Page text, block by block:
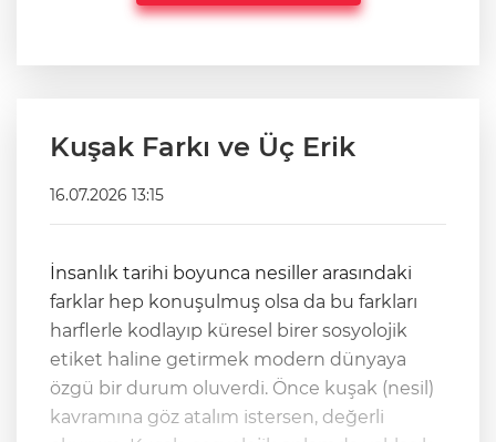
Kuşak Farkı ve Üç Erik
16.07.2026 13:15
İnsanlık tarihi boyunca nesiller arasındaki
farklar hep konuşulmuş olsa da bu farkları
harflerle kodlayıp küresel birer sosyolojik
etiket haline getirmek modern dünyaya
özgü bir durum oluverdi. Önce kuşak (nesil)
kavramına göz atalım istersen, değerli